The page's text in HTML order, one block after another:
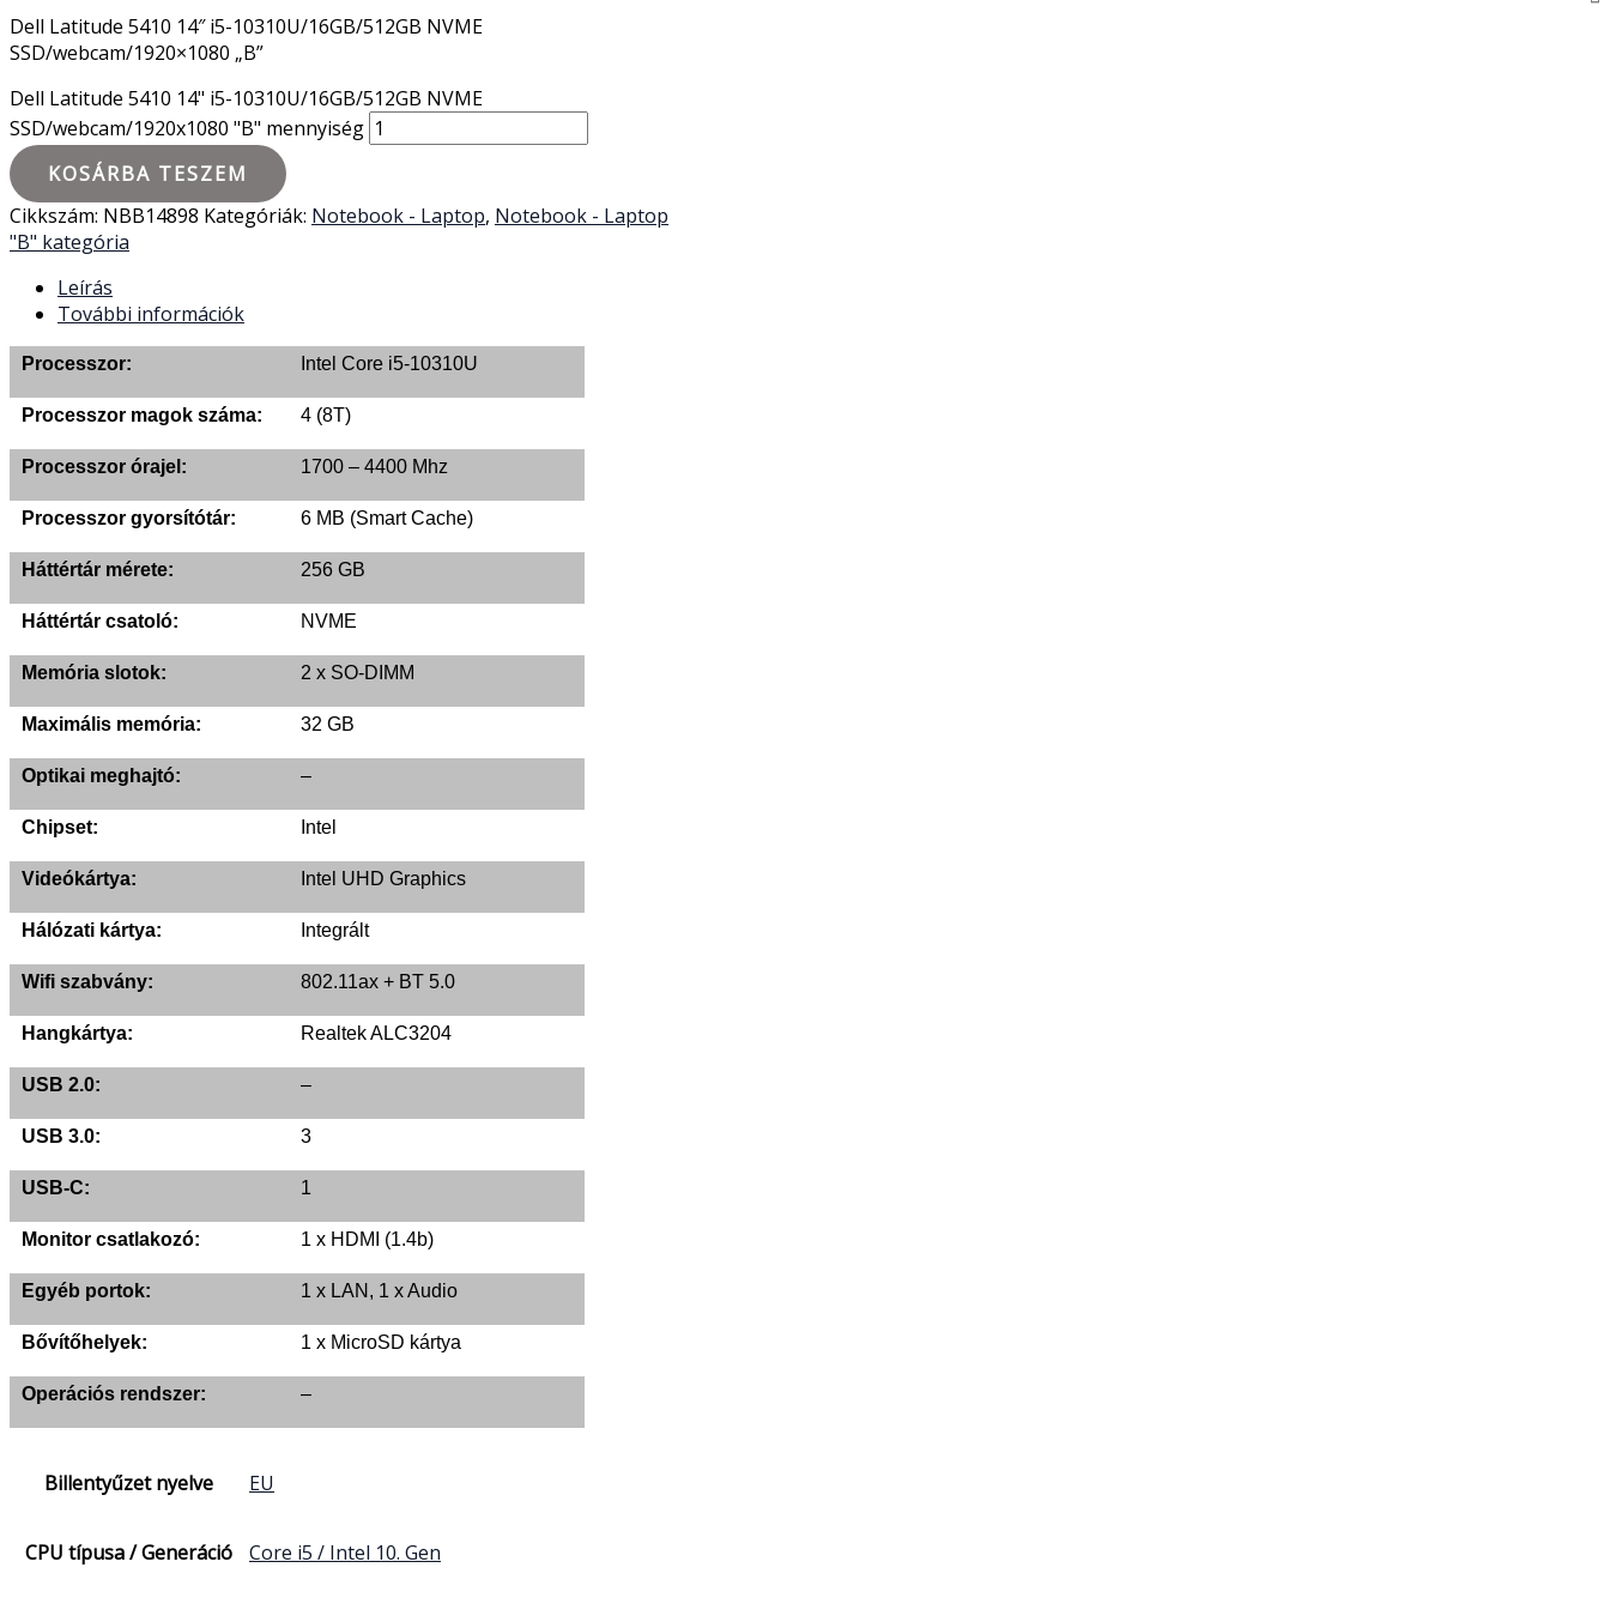
Dell Latitude 5410 14″ i5-10310U/16GB/512GB NVME
SSD/webcam/1920×1080 „B”
Dell Latitude 5410 14" i5-10310U/16GB/512GB NVME
SSD/webcam/1920x1080 "B" mennyiség
KOSÁRBA TESZEM
Cikkszám: NBB14898 Kategóriák: Notebook - Laptop, Notebook - Laptop
"B" kategória
Leírás
További információk
Processzor: Intel Core i5-10310U
Processzor magok száma: 4 (8T)
Processzor órajel: 1700 – 4400 Mhz
Processzor gyorsítótár: 6 MB (Smart Cache)
Háttértár mérete: 256 GB
Háttértár csatoló: NVME
Memória slotok: 2 x SO-DIMM
Maximális memória: 32 GB
Optikai meghajtó: –
Chipset: Intel
Videókártya: Intel UHD Graphics
Hálózati kártya: Integrált
Wifi szabvány: 802.11ax + BT 5.0
Hangkártya: Realtek ALC3204
USB 2.0: –
USB 3.0: 3
USB-C: 1
Monitor csatlakozó: 1 x HDMI (1.4b)
Egyéb portok: 1 x LAN, 1 x Audio
Bővítőhelyek: 1 x MicroSD kártya
Operációs rendszer: –
Billentyűzet nyelve EU
CPU típusa / Generáció Core i5 / Intel 10. Gen